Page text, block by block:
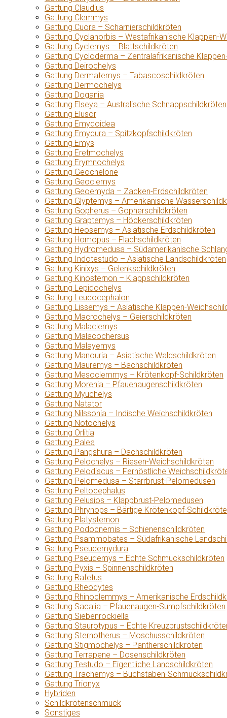
Gattung Claudius
Gattung Clemmys
Gattung Cuora – Scharnierschildkröten
Gattung Cyclanorbis – Westafrikanische Klappen-
Gattung Cyclemys – Blattschildkröten
Gattung Cycloderma – Zentralafrikanische
Gattung Deirochelys
Gattung Dermatemys – Tabascoschildkröten
Gattung Dermochelys
Gattung Dogania
Gattung Elseya – Australische Schnappschildkröten
Gattung Elusor
Gattung Emydoidea
Gattung Emydura – Spitzkopfschildkröten
Gattung Emys
Gattung Eretmochelys
Gattung Erymnochelys
Gattung Geochelone
Gattung Geoclemys
Gattung Geoemyda – Zacken-Erdschildkröten
Gattung Glyptemys – Amerikanische
Gattung Gopherus – Gopherschildkröten
Gattung Graptemys – Höckerschildkröten
Gattung Heosemys – Asiatische Erdschildkröten
Gattung Homopus – Flachschildkröten
Gattung Hydromedusa – Südamerikanische
Gattung Indotestudo – Asiatische Landschildkröten
Gattung Kinixys – Gelenkschildkröten
Gattung Kinosternon – Klappschildkröten
Gattung Lepidochelys
Gattung Leucocephalon
Gattung Lissemys – Asiatische Klappen-
Gattung Macrochelys – Geierschildkröten
Gattung Malaclemys
Gattung Malacochersus
Gattung Malayemys
Gattung Manouria – Asiatische Waldschildkröten
Gattung Mauremys – Bachschildkröten
Gattung Mesoclemmys – Krötenkopf-Schildkröten
Gattung Morenia – Pfauenaugenschildkröten
Gattung Myuchelys
Gattung Natator
Gattung Nilssonia – Indische Weichschildkröten
Gattung Notochelys
Gattung Orlitia
Gattung Palea
Gattung Pangshura – Dachschildkröten
Gattung Pelochelys – Riesen-Weichschildkröten
Gattung Pelodiscus – Fernöstliche
Gattung Pelomedusa – Starrbrust-Pelomedusen
Gattung Peltocephalus
Gattung Pelusios – Klappbrust-Pelomedusen
Gattung Phrynops – Bärtige Krötenkopf-
Gattung Platysternon
Gattung Podocnemis – Schienenschildkröten
Gattung Psammobates – Südafrikanische
Gattung Pseudemydura
Gattung Pseudemys – Echte Schmuckschildkröten
Gattung Pyxis – Spinnenschildkröten
Gattung Rafetus
Gattung Rheodytes
Gattung Rhinoclemmys – Amerikanische
Gattung Sacalia – Pfauenaugen-Sumpfschildkröten
Gattung Siebenrockiella
Gattung Staurotypus – Echte
Gattung Sternotherus – Moschusschildkröten
Gattung Stigmochelys – Pantherschildkröten
Gattung Terrapene – Dosenschildkröten
Gattung Testudo – Eigentliche Landschildkröten
Gattung Trachemys – Buchstaben-
Gattung Trionyx
Hybriden
Schildkrötenschmuck
Sonstiges